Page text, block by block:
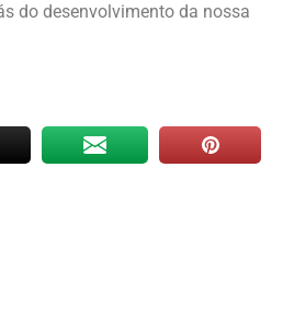
do desenvolvimento da nossa